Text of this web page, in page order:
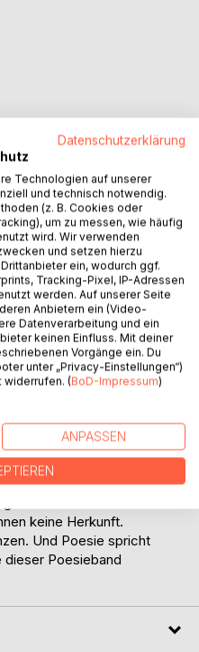
der besonderen
sich nicht nur die
auch die Leben zweier
doch gefunden haben.
gemeinsame
Liebe zum Schreiben
und Gespräche über alles
das Unsichtbare, über
beide ihre Gedichte
und sich dennoch
Die beiden Frauen
kulturellen Hintergründen.
und deutsche Wurzeln
keine Herkunft.
Und Poesie spricht
Poesieband
Datenschutzerklärung
Technologien auf unserer
und technisch notwendig.
(z. B. Cookies oder
um zu messen, wie häufig
wird. Wir verwenden
und setzen hierzu
ein, wodurch ggf.
Tracking-Pixel, IP-Adressen
werden. Auf unserer Seite
Anbietern ein (Video-
Datenverarbeitung und ein
keinen Einfluss. Mit deiner
Vorgänge ein. Du
unter „Privacy-Einstellungen“)
widerrufen. (BoD-Impressum)
ANPASSEN